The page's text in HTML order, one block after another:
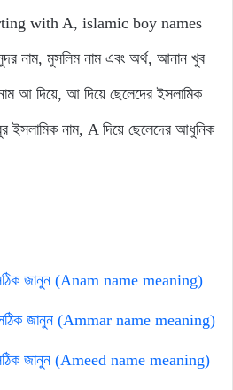
with A, islamic boy names
নাম, মুসলিম নাম এবং অর্থ, আনান খুব
আ দিয়ে, আ দিয়ে ছেলেদের ইসলামিক
ইসলামিক নাম, A দিয়ে ছেলেদের আধুনিক
জানুন (Anam name meaning)
সঠিক জানুন (Ammar name meaning)
জানুন (Ameed name meaning)